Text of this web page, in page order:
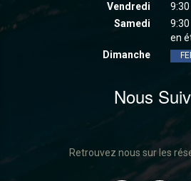
Vendredi
Samedi
en
Dimanche
Nous
Retrouvez nous sur les